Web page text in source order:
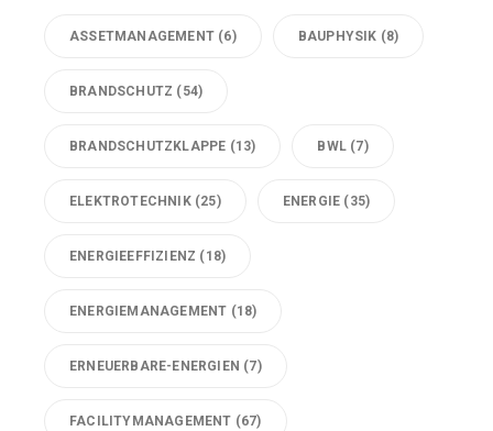
ASSETMANAGEMENT (6) BAUPHYSIK (8)
BRANDSCHUTZ (54)
BRANDSCHUTZKLAPPE (13) BWL (7)
ELEKTROTECHNIK(25) ENERGIE (35)
ENERGIEEFFIZIENZ (18)
ENERGIEMANAGEMENT (18)
ERNEUERBARE-ENERGIEN (7)
FACILITYMANAGEMENT (67)